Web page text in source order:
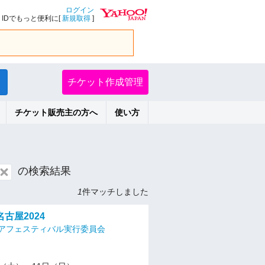
ログイン
IDでもっと便利に[新規取得 ]
チケット作成管理
チケット販売主の方へ 使い方
の検索結果
1件マッチしました
古屋2024
フェスティバル実行委員会